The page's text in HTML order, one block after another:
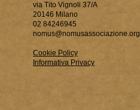
via Tito Vignoli 37/A
20146 Milano
02 84246945
nomus@nomusassociazione.org
Cookie Policy
Informativa Privacy